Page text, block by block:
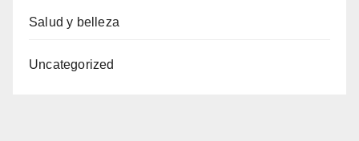
Salud y belleza
Uncategorized